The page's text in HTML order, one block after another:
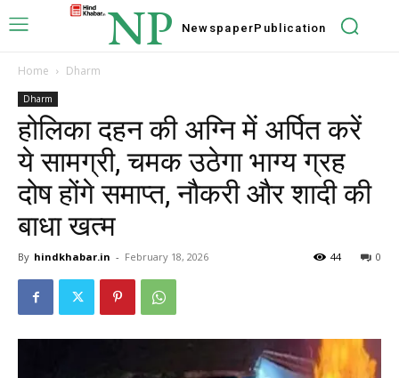
NP NewspaperPublication
Home Dharm
Dharm
होलिका दहन की अग्नि में अर्पित करें
ये सामग्री, चमक उठेगा भाग्य ग्रह
दोष होंगे समाप्त, नौकरी और शादी की
बाधा खत्म
By hindkhabar.in - February 18, 2026 0
44